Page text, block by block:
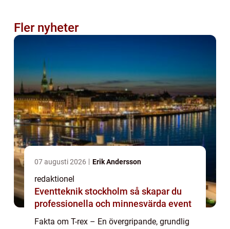
Fler nyheter
07 augusti 2026 Erik Andersson
redaktionel
Eventteknik stockholm så skapar du
professionella och minnesvärda event
Fakta om T-rex – En övergripande, grundlig